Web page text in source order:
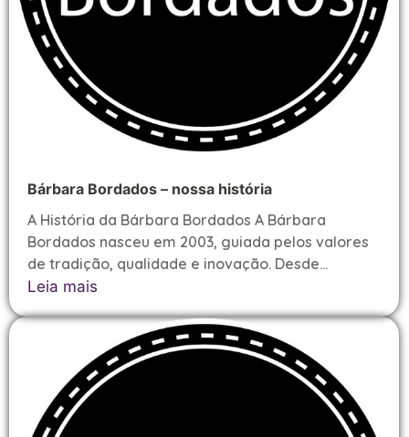
Bárbara Bordados – nossa história
A História da Bárbara Bordados A Bárbara
Bordados nasceu em 2003, guiada pelos valores
de tradição, qualidade e inovação. Desde...
Leia mais